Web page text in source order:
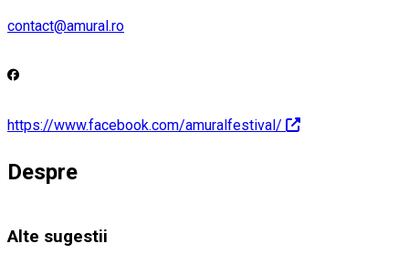
contact@amural.ro
https://www.facebook.com/amuralfestival/
Despre
Alte sugestii